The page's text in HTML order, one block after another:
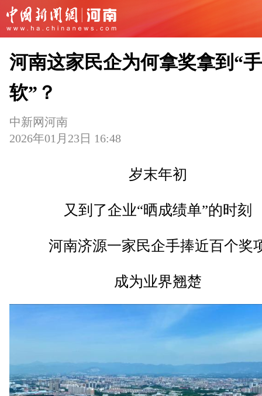
河南这家民企为何拿奖拿到“手
软”？
中新网河南
2026年01月23日 16:48
岁末年初
又到了企业“晒成绩单”的时刻
河南济源一家民企手捧近百个奖
成为业界翘楚